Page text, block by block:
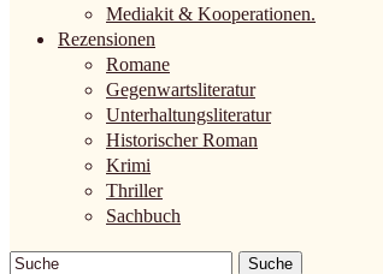
Mediakit & Kooperationen.
Rezensionen
Romane
Gegenwartsliteratur
Unterhaltungsliteratur
Historischer Roman
Krimi
Thriller
Sachbuch
Suche